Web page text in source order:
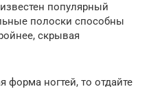
популярный
полоски способны
скрывая
форма ногтей, то отдайте